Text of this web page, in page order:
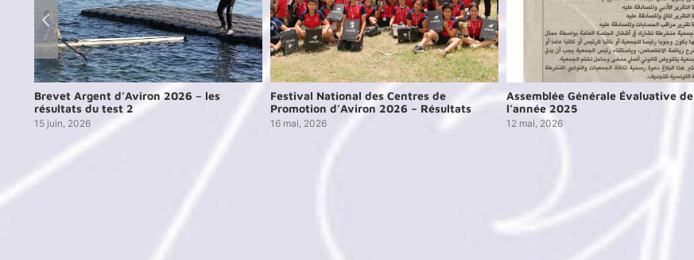
Brevet Argent d’Aviron 2026 – les
résultats du test 2
15 juin, 2026
Festival National des Centres de
Promotion d’Aviron 2026 – Résultats
16 mai, 2026
Assemblée Générale Évaluative de
l’année 2025
12 mai, 2026